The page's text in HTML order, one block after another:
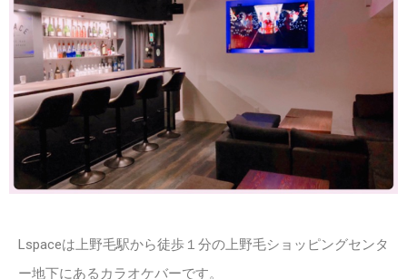
Lspaceは上野毛駅から徒歩１分の上野毛ショッピングセンタ
ー地下にあるカラオケバーです。